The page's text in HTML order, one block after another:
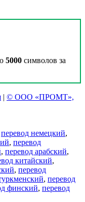
5000 символов за
| © ООО «ПРОМТ»,
перевод немецкий,
, перевод
, перевод арабский,
китайский,
, перевод
, перевод
финский, перевод